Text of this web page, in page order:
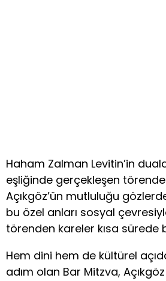
Haham Zalman Levitin’in
eşliğinde gerçekleşen
Açıkgöz’ün mutluluğu
bu özel anları sosyal
törenden kareler kısa sürede
Hem dini hem de kültürel
adım olan Bar Mitzva,